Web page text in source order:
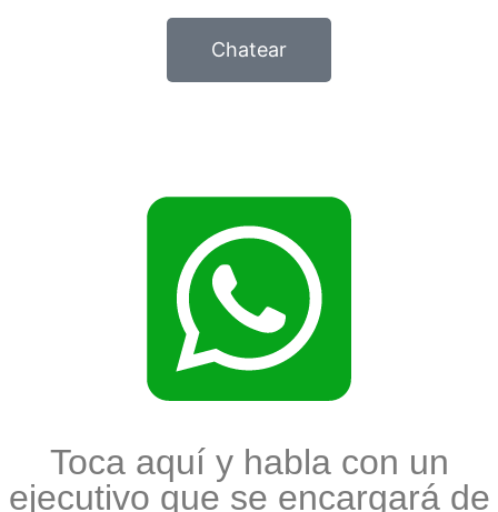
Chatear
Toca aquí y habla con un
ejecutivo que se encargará de